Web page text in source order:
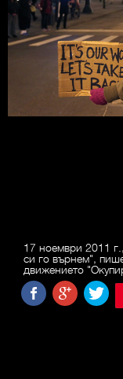
17 ноември 2011
си го върнем",
движението